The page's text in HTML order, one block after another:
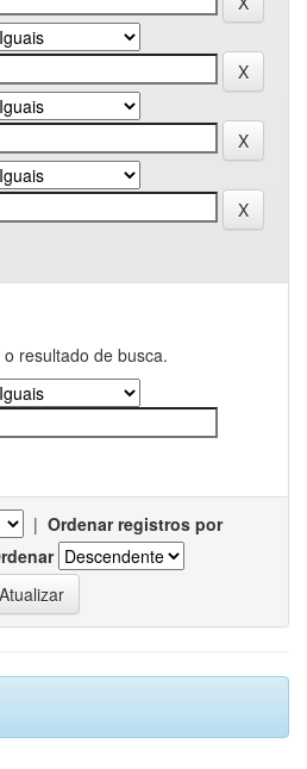
resultado de busca.
| Ordenar registros por